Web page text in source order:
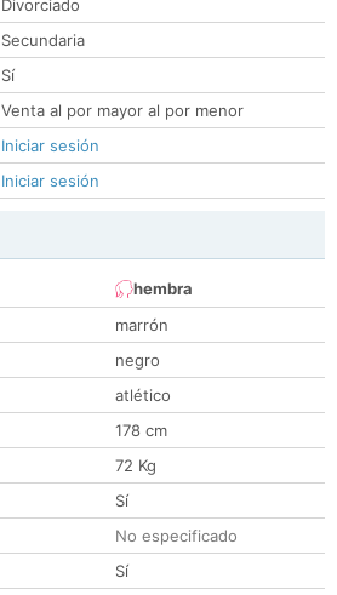
Divorciado
Secundaria
Sí
Venta al por mayor al por menor
Iniciar sesión
Iniciar sesión
hembra
marrón
negro
atlético
178 cm
72 Kg
Sí
No especificado
Sí